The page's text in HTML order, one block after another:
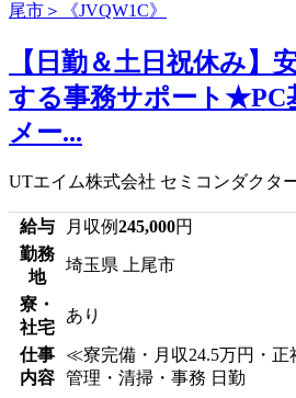
【日勤＆土日祝休み】
する事務サポート
メー...
UTエイム株式会社 セミコンダクタ
給与 月収例245,000円
勤務
地
埼玉県 上尾市
寮・
社宅
あり
仕事
内容
≪寮完備・月収24.5万円・
管理・清掃・事務 日勤